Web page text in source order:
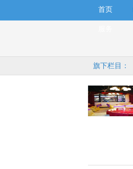
首页
旗下栏目：